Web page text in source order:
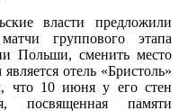
власти предложили
группового этапа
Польши, сменить место
отель «Бристоль»
что 10 июня у его стен
посвященная памяти